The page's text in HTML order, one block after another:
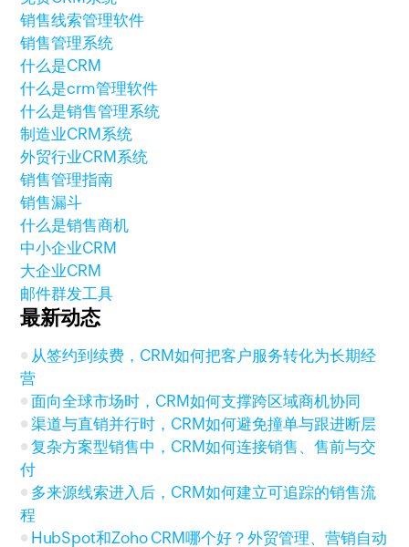
销售线索管理软件
销售管理系统
什么是CRM
什么是crm管理软件
什么是销售管理系统
制造业CRM系统
外贸行业CRM系统
销售管理指南
销售漏斗
什么是销售商机
中小企业CRM
大企业CRM
邮件群发工具
最新动态
从签约到续费，CRM如何把客户服务转化为长期经
营
面向全球市场时，CRM如何支撑跨区域商机协同
渠道与直销并行时，CRM如何避免撞单与跟进断层
复杂方案型销售中，CRM如何连接销售、售前与交
付
多来源线索进入后，CRM如何建立可追踪的销售流
程
HubSpot和Zoho CRM哪个好？外贸管理、营销自动